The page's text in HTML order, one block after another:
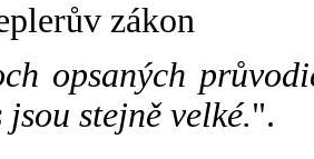
zákon
opsaných
stejně velké.".